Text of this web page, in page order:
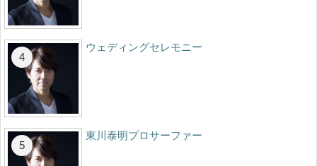
ウェディングセレモニー
東川泰明プロサーファー